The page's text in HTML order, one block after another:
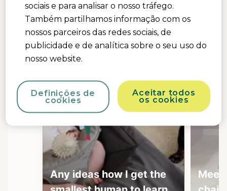
sociais e para analisar o nosso tráfego.
Também partilhamos informação com os
nossos parceiros das redes sociais, de
publicidade e de analítica sobre o seu uso do
nosso website.
Aceitar todos
os cookies
Definições de
cookies
Any ideas how I get the